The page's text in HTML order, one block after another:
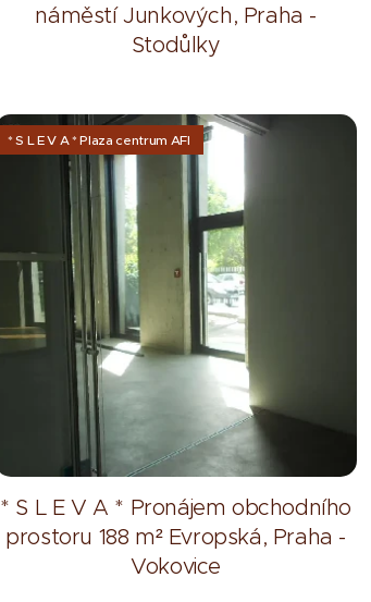
náměstí Junkových, Praha -
Stodůlky
* S L E V A * Pronájem obchodního
prostoru 188 m² Evropská, Praha -
Vokovice
* S L E V A * Plaza centrum AFI